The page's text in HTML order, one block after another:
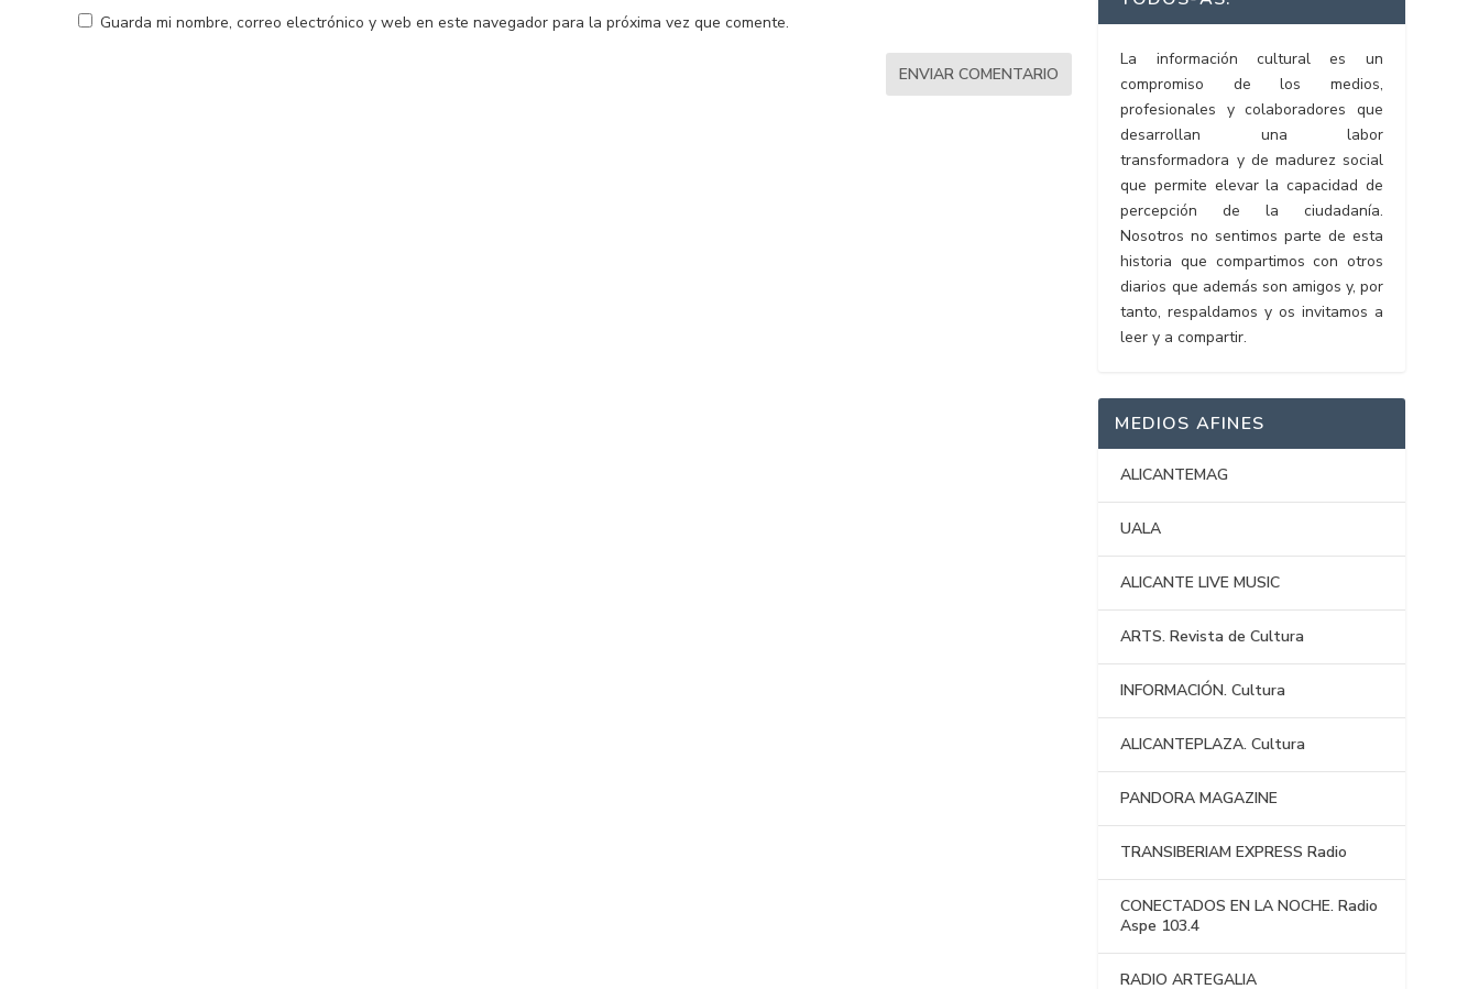
Guarda mi nombre, correo electrónico y web en este navegador para la próxima vez que comente.
La información cultural es un
compromiso de los medios,
profesionales y colaboradores que
desarrollan una labor
transformadora y de madurez social
que permite elevar la capacidad de
percepción de la ciudadanía.
Nosotros no sentimos parte de esta
historia que compartimos con otros
diarios que además son amigos y, por
tanto, respaldamos y os invitamos a
leer y a compartir.
MEDIOS AFINES
ALICANTEMAG
UALA
ALICANTE LIVE MUSIC
ARTS. Revista de Cultura
INFORMACIÓN. Cultura
ALICANTEPLAZA. Cultura
PANDORA MAGAZINE
TRANSIBERIAM EXPRESS Radio
CONECTADOS EN LA NOCHE. Radio
Aspe 103.4
RADIO ARTEGALIA